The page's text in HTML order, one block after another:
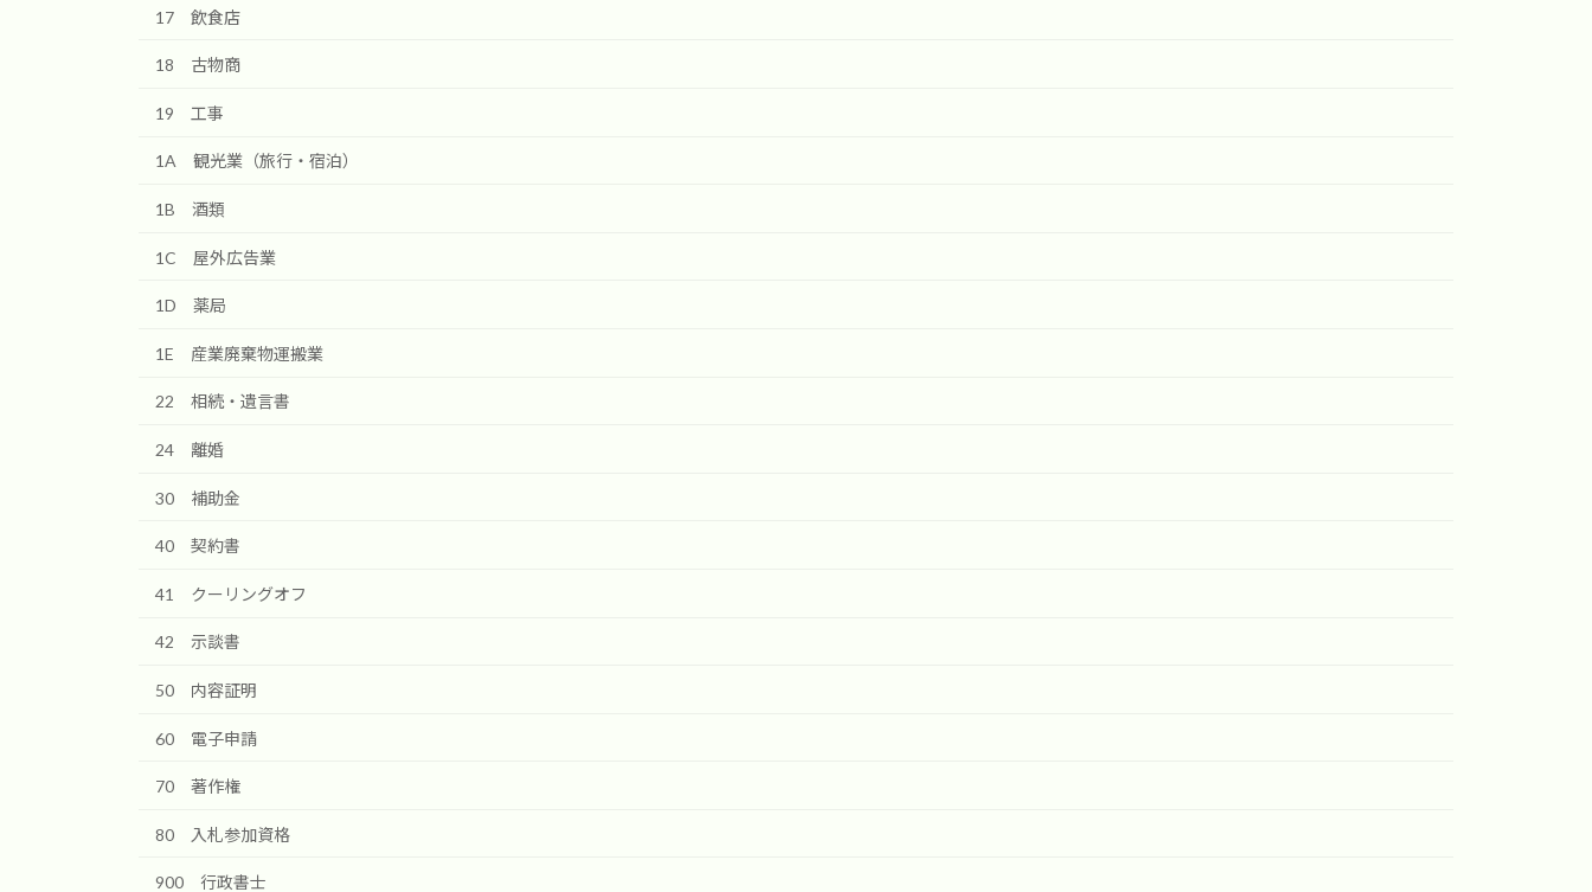
17 飲食店
18 古物商
19 工事
1A 観光業（旅行・宿泊）
1B 酒類
1C 屋外広告業
1D 薬局
1E 産業廃棄物運搬業
22 相続・遺言書
24 離婚
30 補助金
40 契約書
41 クーリングオフ
42 示談書
50 内容証明
60 電子申請
70 著作権
80 入札参加資格
900 行政書士